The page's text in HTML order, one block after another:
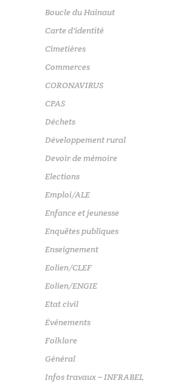
Boucle du Hainaut
Carte d'identité
Cimetières
Commerces
CORONAVIRUS
CPAS
Déchets
Développement rural
Devoir de mémoire
Elections
Emploi/ALE
Enfance et jeunesse
Enquêtes publiques
Enseignement
Eolien/CLEF
Eolien/ENGIE
Etat civil
Événements
Folklore
Général
Infos travaux – INFRABEL